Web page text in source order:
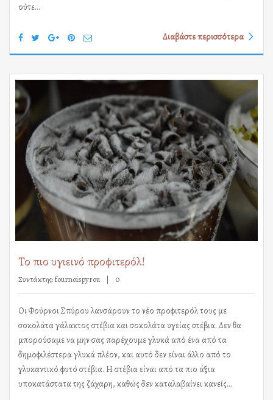
ούτε…
Διαβάστε περισσότερα
Το πιο υγιεινό προφιτερόλ!
Συντάκτης:fournoispyrou 0
Οι Φούρνοι Σπύρου λανσάρουν το νέο προφιτερόλ τους με
σοκολάτα γάλακτος στέβια και σοκολάτα υγείας στέβια. Δεν θα
μπορούσαμε να μην σας παρέχουμε γλυκά από ένα από τα
δημοφιλέστερα γλυκά πλέον, και αυτό δεν είναι άλλο από το
γλυκαντικό φυτό στέβια. Η στέβια είναι από τα πιο άξια
υποκατάστατα της ζάχαρη, καθώς δεν καταλαβαίνει κανείς…